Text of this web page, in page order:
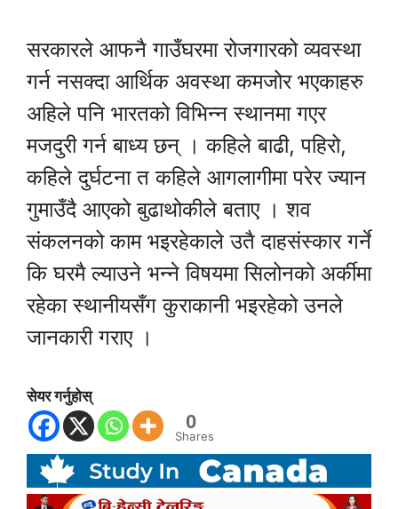
सरकारले आफनै गाउँघरमा रोजगारको व्यवस्था
गर्न नसक्दा आर्थिक अवस्था कमजोर भएकाहरु
अहिले पनि भारतको विभिन्न स्थानमा गएर
मजदुरी गर्न बाध्य छन् । कहिले बाढी, पहिरो,
कहिले दुर्घटना त कहिले आगलागीमा परेर ज्यान
गुमाउँदै आएको बुढाथोकीले बताए । शव
संकलनको काम भइरहेकाले उतै दाहसंस्कार गर्ने
कि घरमै ल्याउने भन्ने विषयमा सिलोनको अर्कीमा
रहेका स्थानीयसँग कुराकानी भइरहेको उनले
जानकारी गराए ।
सेयर गर्नुहोस्
0
Shares